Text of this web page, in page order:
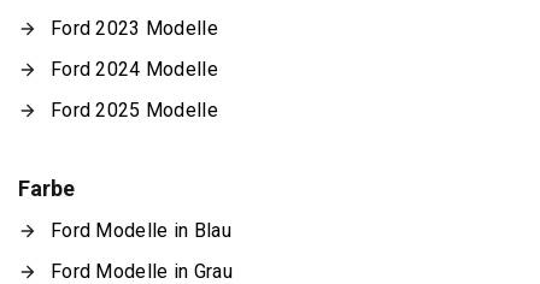
Ford 2023 Modelle
Ford 2024 Modelle
Ford 2025 Modelle
Farbe
Ford Modelle in Blau
Ford Modelle in Grau